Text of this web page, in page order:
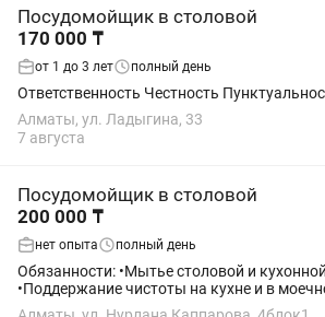
Посудомойщик в столовой
170 000 ₸
от 1 до 3 лет полный день
Ответственность Честность
Алматы, ул. Ладыгина, 33
7 августа
Посудомойщик в столовой
200 000 ₸
нет опыта полный день
Обязанности: •Мытье столовой и
•Поддержание чистоты на кухне и в
•Соблюдение санитарных норм и правил. Требования: